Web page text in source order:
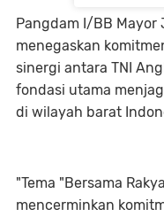
Pangdam I/BB Mayor
menegaskan
sinergi antara TNI
fondasi utama
di wilayah barat
"Tema "Bersama
mencerminkan